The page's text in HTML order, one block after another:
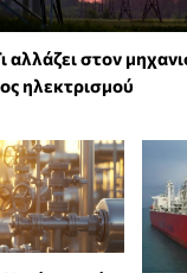
στον
ηλεκτρισμού